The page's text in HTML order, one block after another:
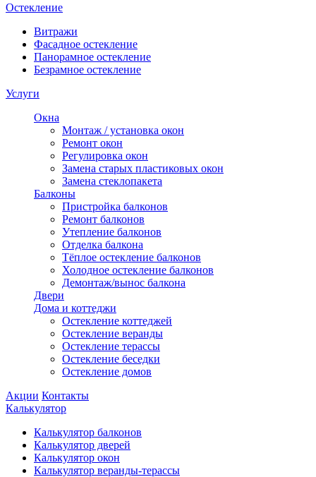
Остекление
Витражи
Фасадное остекление
Панорамное остекление
Безрамное остекление
Услуги
Окна
Монтаж / установка окон
Ремонт окон
Регулировка окон
Замена старых пластиковых окон
Замена стеклопакета
Балконы
Пристройка балконов
Ремонт балконов
Утепление балконов
Отделка балкона
Тёплое остекление балконов
Холодное остекление балконов
Демонтаж/вынос балкона
Двери
Дома и коттеджи
Остекление коттеджей
Остекление веранды
Остекление терассы
Остекление беседки
Остекление домов
Акции Контакты
Калькулятор
Калькулятор балконов
Калькулятор дверей
Калькулятор окон
Калькулятор веранды-терассы